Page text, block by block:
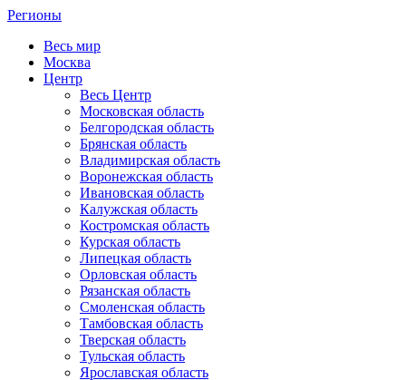
Регионы
Весь мир
Москва
Центр
Весь Центр
Московская область
Белгородская область
Брянская область
Владимирская область
Воронежская область
Ивановская область
Калужская область
Костромская область
Курская область
Липецкая область
Орловская область
Рязанская область
Смоленская область
Тамбовская область
Тверская область
Тульская область
Ярославская область